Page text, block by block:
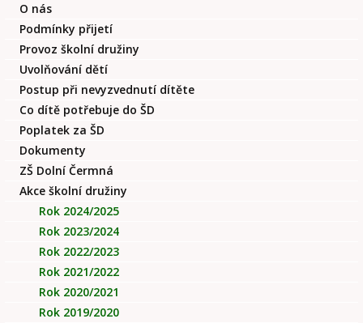
O nás
Podmínky přijetí
Provoz školní družiny
Uvolňování dětí
Postup při nevyzvednutí dítěte
Co dítě potřebuje do ŠD
Poplatek za ŠD
Dokumenty
ZŠ Dolní Čermná
Akce školní družiny
Rok 2024/2025
Rok 2023/2024
Rok 2022/2023
Rok 2021/2022
Rok 2020/2021
Rok 2019/2020